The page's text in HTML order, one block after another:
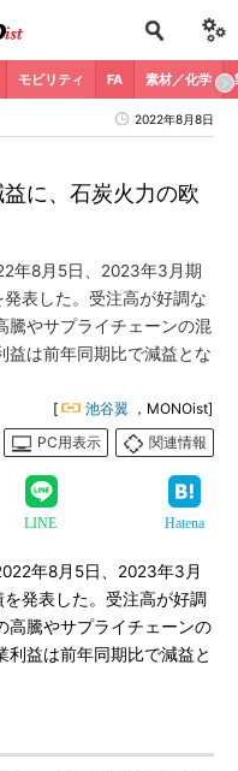
モビリティ FA 素材／化学
2022年8月8日
に、石炭火力の欧
年8月5日、2023年3月期
発表した。受注高が好調な
騰やサプライチェーンの混
益は前年同期比で減益とな
[ 池谷翼 ，MONOist]
PC用表示
関連情報
LINE Hatena
年8月5日、2023年3月
発表した。受注高が好調
高騰やサプライチェーンの
益は前年同期比で減益と